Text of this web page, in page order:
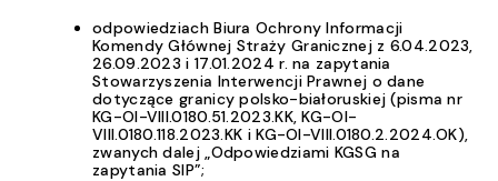
odpowiedziach Biura Ochrony Informacji
Komendy Głównej Straży Granicznej z 6.04.2023,
26.09.2023 i 17.01.2024 r. na zapytania
Stowarzyszenia Interwencji Prawnej o dane
dotyczące granicy polsko-białoruskiej (pisma nr
KG-OI-VIII.0180.51.2023.KK, KG-OI-
VIII.0180.118.2023.KK i KG-OI-VIII.0180.2.2024.OK),
zwanych dalej „Odpowiedziami KGSG na
zapytania SIP”;